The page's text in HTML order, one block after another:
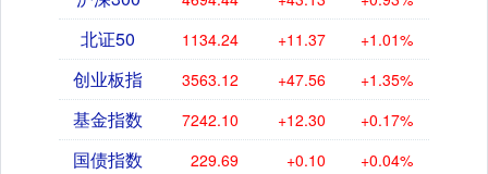
北证50 1134.24 +11.37 +1.01%
创业板指 3563.12 +47.56 +1.35%
基金指数 7242.10 +12.30 +0.17%
国债指数 229.69 +0.10 +0.04%